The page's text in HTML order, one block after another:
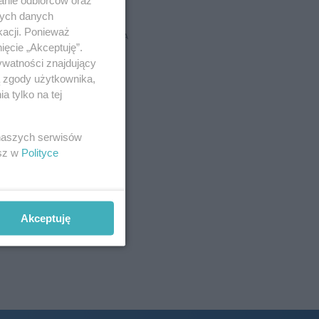
REKLAMA
danych
Ponieważ
„Akceptuję”.
znajdujący
użytkownika,
tylko na tej
serwisów
w Polityce
Akceptuję